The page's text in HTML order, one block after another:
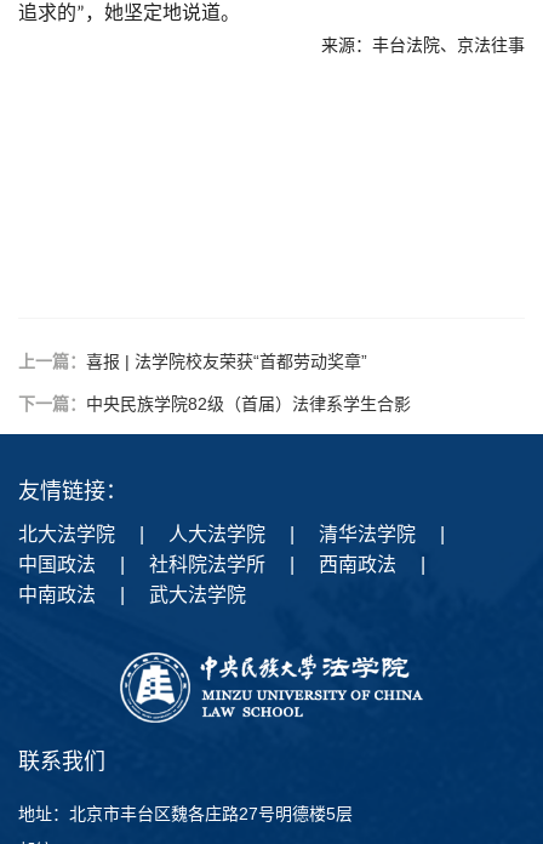
追求的”，她坚定地说道。
来源：丰台法院、京法往事
上一篇： 喜报 | 法学院校友荣获“首都劳动奖章”
下一篇： 中央民族学院82级（首届）法律系学生合影
友情链接：
北大法学院 人大法学院 清华法学院
中国政法
社科院法学所 西南政法
中南政法
武大法学院
联系我们
地址：北京市丰台区魏各庄路27号明德楼5层